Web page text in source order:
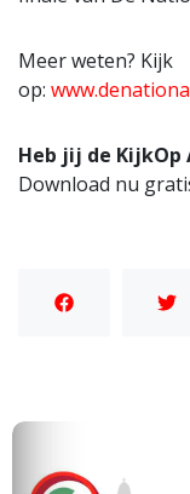
Meer weten? Kijk
op:
Heb jij de KijkOp
Download nu